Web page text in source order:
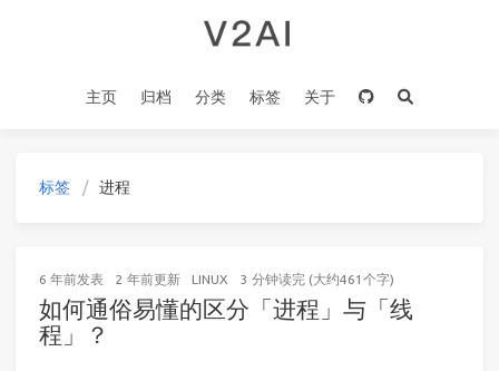
主页 归档 分类 标签 关于
标签 进程
6 年前发表 2 年前更新 LINUX 3 分钟读完 (大约461个字)
如何通俗易懂的区分「进程」与「线
程」？